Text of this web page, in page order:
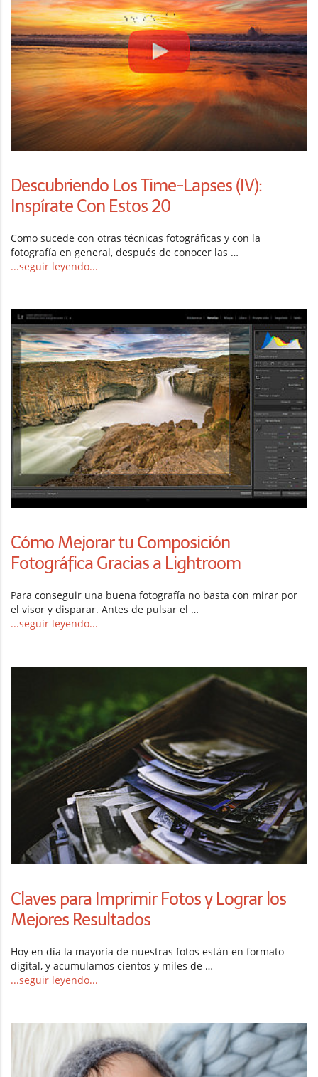
Descubriendo Los Time-Lapses (IV):
Inspírate Con Estos 20
Como sucede con otras técnicas fotográficas y con la
fotografía en general, después de conocer las …
...seguir leyendo...
Cómo Mejorar tu Composición
Fotográfica Gracias a Lightroom
Para conseguir una buena fotografía no basta con mirar por
el visor y disparar. Antes de pulsar el …
...seguir leyendo...
Claves para Imprimir Fotos y Lograr los
Mejores Resultados
Hoy en día la mayoría de nuestras fotos están en formato
digital, y acumulamos cientos y miles de …
...seguir leyendo...